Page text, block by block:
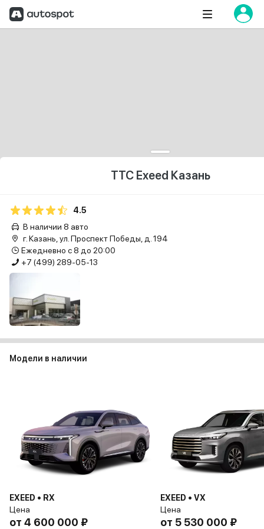
ТТС Exeed Казань
4.5
В наличии 8 авто
г. Казань, ул. Проспект Победы, д. 194
Ежедневно с 8 до 20:00
+7 (499) 289-05-13
Модели в наличии
EXEED • RX
Цена
от 4 600 000 ₽
EXEED • VX
Цена
от 5 530 000 ₽